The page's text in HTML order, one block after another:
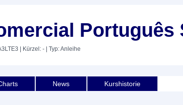
Português
| Kürzel: - | Typ: Anleihe
News Kurshistorie